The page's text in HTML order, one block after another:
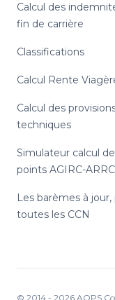
Calcul des
fin de carrière
Classifications
Calcul Rente
Calcul des
techniques
Simulateur calcul de
points AGIRC-
Les barèmes à jour,
toutes les CCN
© 2014 - 2026 AOPS